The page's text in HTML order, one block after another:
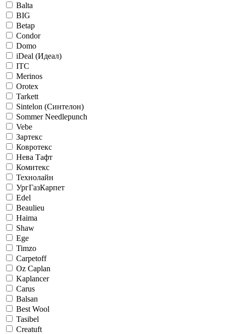
Balta
BIG
Betap
Condor
Domo
iDeal (Идеал)
ITC
Merinos
Orotex
Tarkett
Sintelon (Синтелон)
Sommer Needlepunch
Vebe
Зартекс
Ковротекс
Нева Тафт
Комитекс
Технолайн
УргГазКарпет
Edel
Beaulieu
Haima
Shaw
Ege
Timzo
Carpetoff
Oz Caplan
Kaplancer
Carus
Balsan
Best Wool
Tasibel
Creatuft